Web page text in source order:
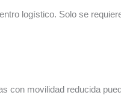
logístico. Solo se
movilidad reducida